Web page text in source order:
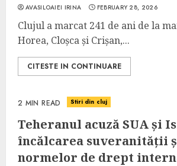
AVASILOAIEI IRINA FEBRUARY 28, 2026
Clujul a marcat 241 de ani de la
Horea, Cloșca și Crișan,...
CITESTE IN CONTINUARE
2 MIN READ Stiri din cluj
Teheranul acuză SUA și
încălcarea suveranității
normelor de drept